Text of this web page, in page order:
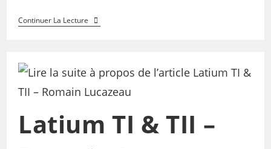
Continuer La Lecture
Latium TI & TII –